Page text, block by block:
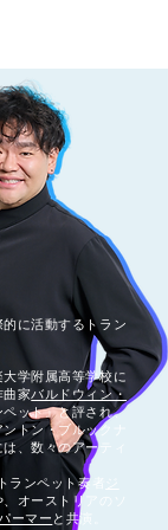
的に活動するトラン
学附属高等学校に
曲家バルドウィン・
ペット』と評され、
トン・ブルックナ
、数々のアーティ
ランペット奏者
オーストリアのソ
ーマー と共演。